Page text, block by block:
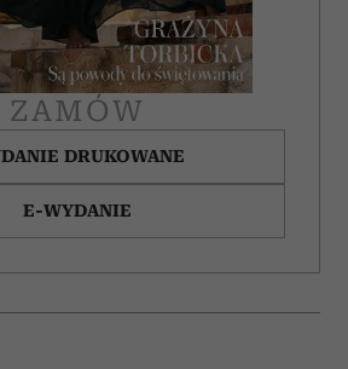
ZAMÓW
DRUKOWANE
E-WYDANIE